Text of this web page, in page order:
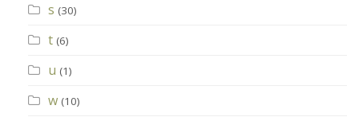
s (30)
t (6)
u (1)
w (10)